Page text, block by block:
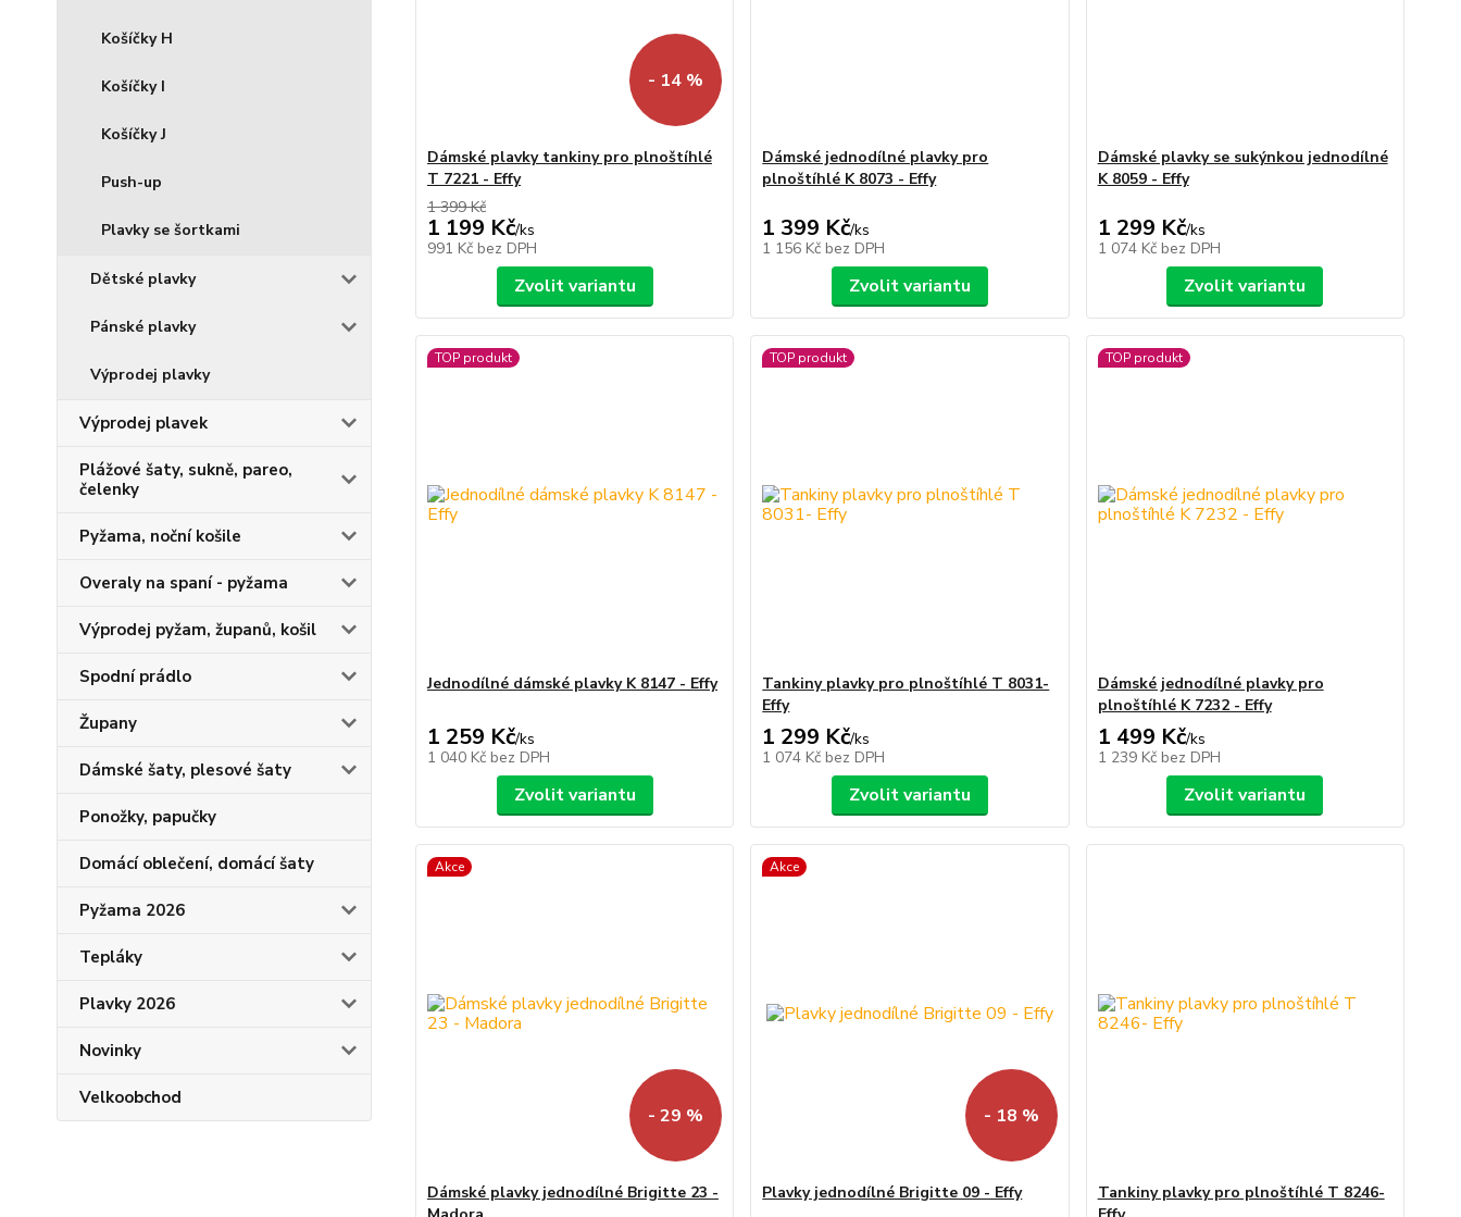
Košíčky H
Košíčky I
Košíčky J
Push-up
Plavky se šortkami
Dětské plavky
Pánské plavky
Výprodej plavky
Výprodej plavek
Plážové šaty, sukně, pareo,
čelenky
Pyžama, noční košile
Overaly na spaní - pyžama
Výprodej pyžam, županů, košil
Spodní prádlo
Župany
Dámské šaty, plesové šaty
Ponožky, papučky
Domácí oblečení, domácí šaty
Pyžama 2026
Tepláky
Plavky 2026
Novinky
Velkoobchod
- 14 %
Dámské plavky tankiny pro plnoštíhlé
T 7221 - Effy
1 399 Kč
1 199 Kč/ks
991 Kč bez DPH
Zvolit variantu
Dámské jednodílné plavky pro
plnoštíhlé K 8073 - Effy
1 399 Kč/ks
1 156 Kč bez DPH
Zvolit variantu
Dámské plavky se sukýnkou jednodílné
K 8059 - Effy
1 299 Kč/ks
1 074 Kč bez DPH
Zvolit variantu
TOP produkt
Jednodílné dámské plavky K 8147 - Effy
1 259 Kč/ks
1 040 Kč bez DPH
Zvolit variantu
TOP produkt
Tankiny plavky pro plnoštíhlé T 8031-
Effy
1 299 Kč/ks
1 074 Kč bez DPH
Zvolit variantu
TOP produkt
Dámské jednodílné plavky pro
plnoštíhlé K 7232 - Effy
1 499 Kč/ks
1 239 Kč bez DPH
Zvolit variantu
Akce
- 29 %
Dámské plavky jednodílné Brigitte 23 -
Akce
- 18 %
Plavky jednodílné Brigitte 09 - Effy
Tankiny plavky pro plnoštíhlé T 8246-